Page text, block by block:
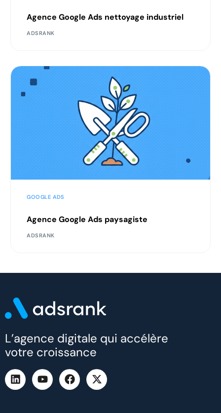
Agence Google Ads nettoyage industriel
ADSRANK
GOOGLE ADS
Agence Google Ads paysagiste
ADSRANK
L’agence digitale qui accélère
votre croissance